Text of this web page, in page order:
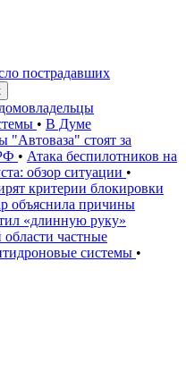
пострадавших
• В Думе
"Автоваза" стоят за
• Атака беспилотников на
обзор ситуации •
критерии блокировки
объяснила причины
«длинную руку»
частные
системы •